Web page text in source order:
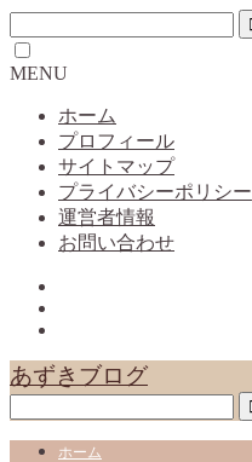
MENU
ホーム
プロフィール
サイトマップ
プライバシーポリシー
運営者情報
お問い合わせ
あずきブログ
ホーム